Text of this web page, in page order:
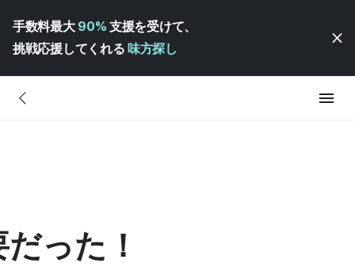
手数料最大 90% 支援を受けて、
挑戦応援してくれる 味方探し
った！